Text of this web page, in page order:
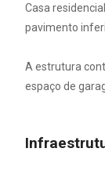
Casa
pavimento
A estrutura
espaço de